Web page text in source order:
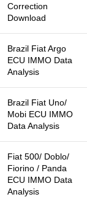
Correction
Download
Brazil Fiat Argo
ECU IMMO Data
Analysis
Brazil Fiat Uno/
Mobi ECU IMMO
Data Analysis
Fiat 500/ Doblo/
Fiorino / Panda
ECU IMMO Data
Analysis